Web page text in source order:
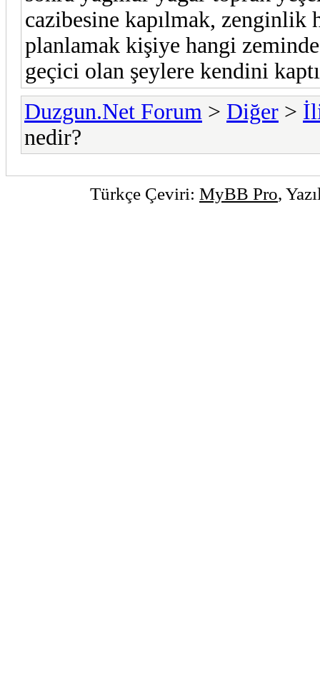
cazibesine kapılmak, zenginlik
planlamak kişiye hangi
geçici olan şeylere kendini
Duzgun.Net Forum > Diğer >
nedir?
Türkçe Çeviri: MyBB Pro,